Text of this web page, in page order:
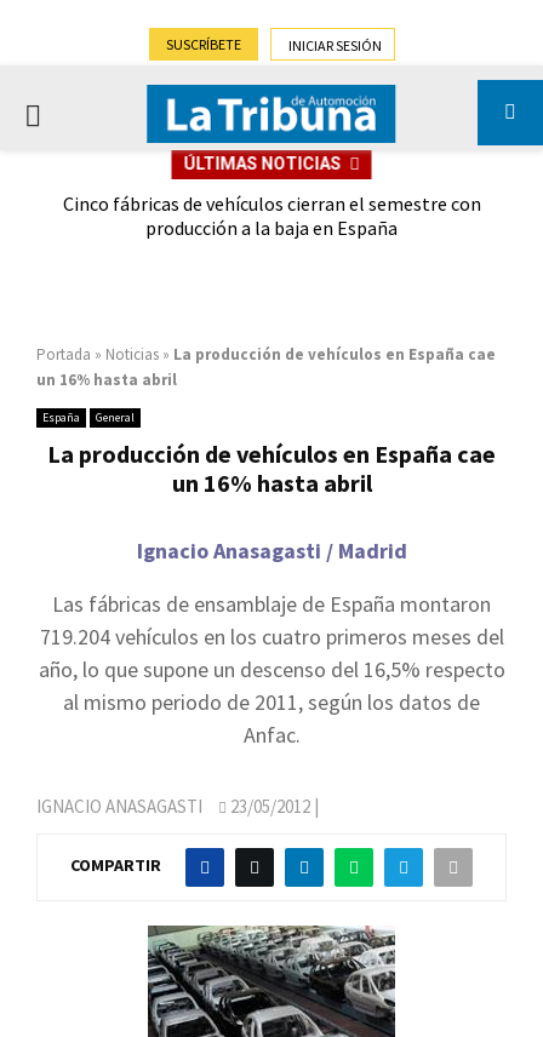
SUSCRÍBETE INICIAR SESIÓN
PRIMARY
ÚLTIMAS NOTICIAS
Cinco fábricas de vehículos cierran el semestre con
producción a la baja en España
Portada » Noticias » La producción de vehículos en España cae
un 16% hasta abril
España General
La producción de vehículos en España cae
un 16% hasta abril
Ignacio Anasagasti / Madrid
Las fábricas de ensamblaje de España montaron
719.204 vehículos en los cuatro primeros meses del
año, lo que supone un descenso del 16,5% respecto
al mismo periodo de 2011, según los datos de
Anfac.
IGNACIO ANASAGASTI 23/05/2012 |
COMPARTIR